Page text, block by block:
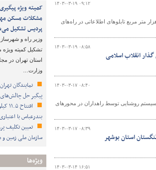
کمیته ویژه پیگیری
مشکلات مسکن
پردیس تشکیل
وزیر راه و
تشکیل کمیته ویژه
استان تهران در
وزارت…
نمایندگان
پیگیر حل
بندرعباس با اعتباری بالغ بر
تعیین تکلیف
سازمان ملی زمین
ویژه‌ها
۱۴۰۳-۰۳-۱۹ ۰۹:۱۲
اداره ایمنی راه‌های اداره کل راهداری و حمل و نقل جاده‌ای بوشهر از آغاز نصب ۴ هزار متر مربع تابلوهای اطلاعاتی در راه‌های
۱۴۰۳-۰۳-۱۹ ۰۸:۵۸
انقلاب اسلامی
۱۴۰۳-۰۳-۱۷ ۰۸:۴۰
راهداری و حمل و نقل جاده‌ای استان بوشهر گفت: ۱۵۴ کیلومتر سیستم روشنایی توسط راهداران در محورهای
۱۴۰۳-۰۳-۱۷ ۰۸:۳۹
استان بوشهر
۱۴۰۳-۰۳-۱۴ ۱۶:۵۱